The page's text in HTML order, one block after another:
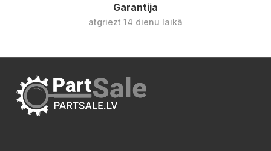
Garantija
atgriezt 14 dienu laikā